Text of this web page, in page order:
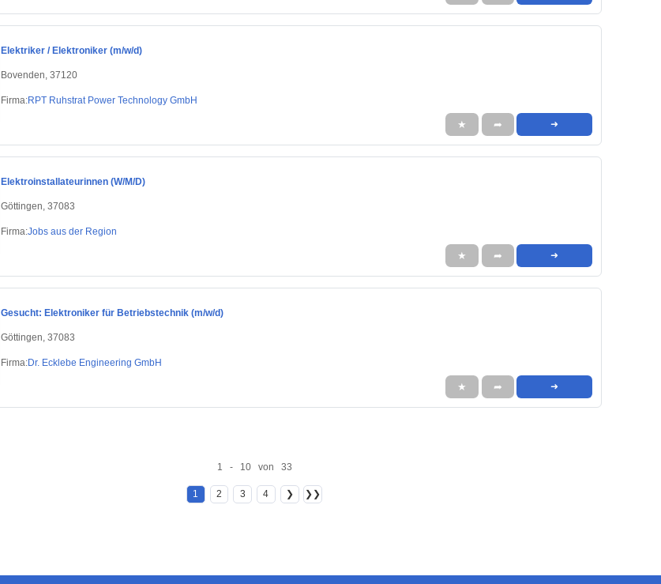
Elektriker / Elektroniker (m/w/d)
Bovenden, 37120
Firma:RPT Ruhstrat Power Technology GmbH
★ ➦ ➜
Elektroinstallateurinnen (W/M/D)
Göttingen, 37083
Firma:Jobs aus der Region
★ ➦ ➜
Gesucht: Elektroniker für Betriebstechnik (m/w/d)
Göttingen, 37083
Firma:Dr. Ecklebe Engineering GmbH
★ ➦ ➜
1 - 10 von 33
1 2 3 4 ❯ ❯❯